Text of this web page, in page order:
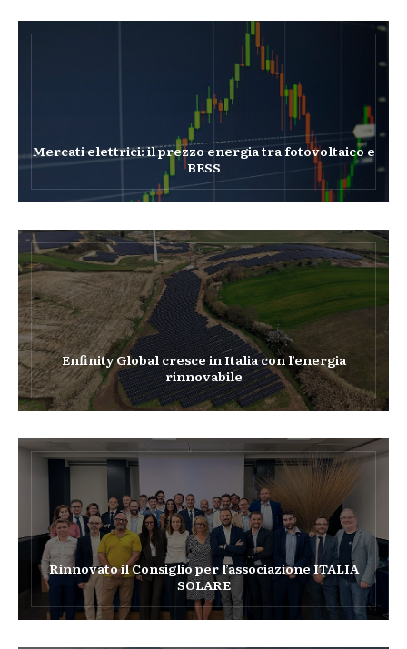
Mercati elettrici: il prezzo energia tra fotovoltaico e
BESS
Enfinity Global cresce in Italia con l’energia
rinnovabile
Rinnovato il Consiglio per l’associazione ITALIA
SOLARE